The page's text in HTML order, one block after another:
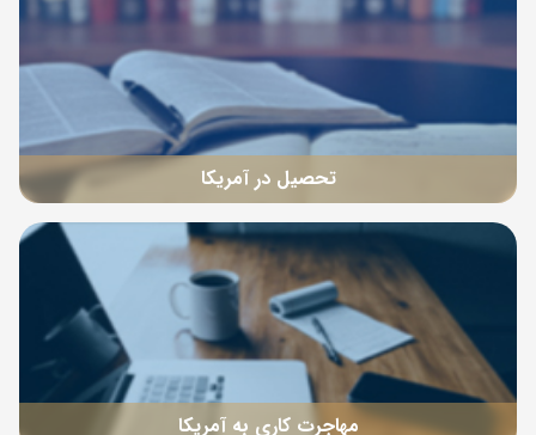
تحصیل در آمریکا
مهاجرت کاری به آمریکا